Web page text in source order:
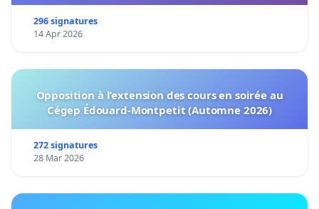
296 signatures
14 Apr 2026
Opposition à l’extension des cours en soirée au
Cégep Édouard-Montpetit (Automne 2026)
272 signatures
28 Mar 2026